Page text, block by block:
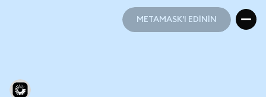
METAMASK'I EDİNİN